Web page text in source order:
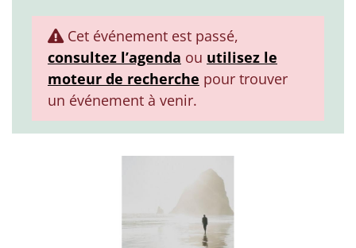
Cet événement est passé,
consultez l’agenda ou utilisez le
moteur de recherche pour trouver
un événement à venir.